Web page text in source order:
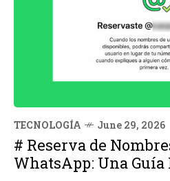
TECNOLOGÍA June 29, 2026
# Reserva de
WhatsApp: Una Guía